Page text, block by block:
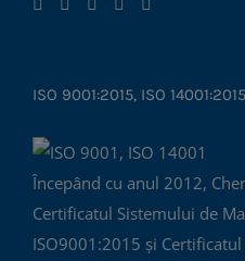
ISO 9001:2015, ISO 14001:2015
Începând cu anul 2012,
Certificatul Sistemului de
ISO9001:2015 și